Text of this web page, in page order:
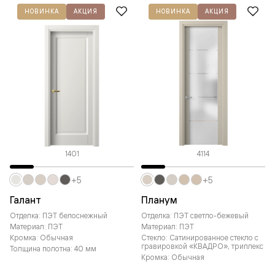
НОВИНКА АКЦИЯ
1401
Галант
Отделка: ПЭТ белоснежный
Материал: ПЭТ
Кромка: Обычная
Толщина полотна: 40 мм
+5
НОВИНКА АКЦИЯ
4114
Планум
Отделка: ПЭТ светло-бежевый
Материал: ПЭТ
Стекло: Сатинированное стекло с
гравировкой «КВАДРО», триплекс
Кромка: Обычная
+5